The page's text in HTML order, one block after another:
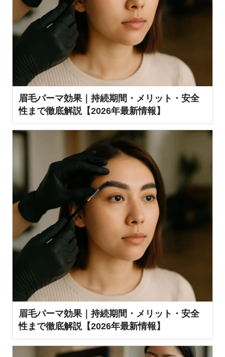
眉毛パーマ効果｜持続期間・メリット・安全
性まで徹底解説【2026年最新情報】
眉毛パーマ効果｜持続期間・メリット・安全
性まで徹底解説【2026年最新情報】